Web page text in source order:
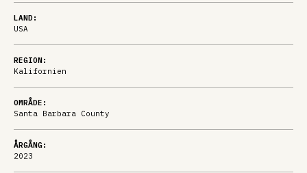
LAND:
USA
REGION:
Kalifornien
OMRÅDE:
Santa Barbara County
ÅRGÅNG:
2023